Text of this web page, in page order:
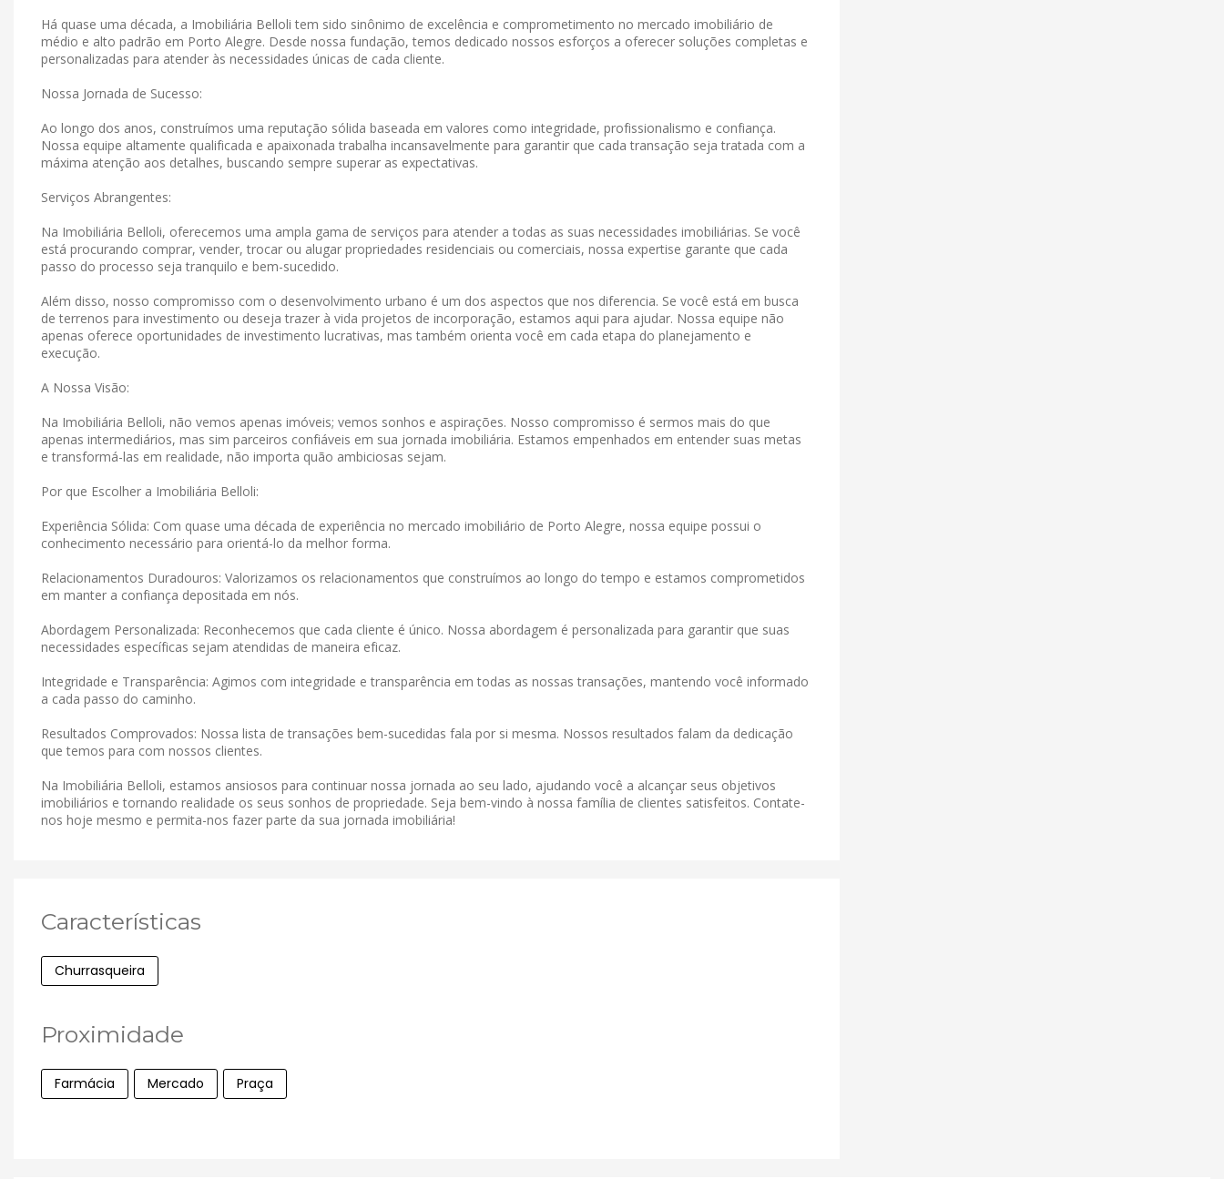
Há quase uma década, a Imobiliária Belloli tem sido sinônimo de excelência e comprometimento no mercado imobiliário de
médio e alto padrão em Porto Alegre. Desde nossa fundação, temos dedicado nossos esforços a oferecer soluções completas e
personalizadas para atender às necessidades únicas de cada cliente.
Nossa Jornada de Sucesso:
Ao longo dos anos, construímos uma reputação sólida baseada em valores como integridade, profissionalismo e confiança.
Nossa equipe altamente qualificada e apaixonada trabalha incansavelmente para garantir que cada transação seja tratada com a
máxima atenção aos detalhes, buscando sempre superar as expectativas.
Serviços Abrangentes:
Na Imobiliária Belloli, oferecemos uma ampla gama de serviços para atender a todas as suas necessidades imobiliárias. Se você
está procurando comprar, vender, trocar ou alugar propriedades residenciais ou comerciais, nossa expertise garante que cada
passo do processo seja tranquilo e bem-sucedido.
Além disso, nosso compromisso com o desenvolvimento urbano é um dos aspectos que nos diferencia. Se você está em busca
de terrenos para investimento ou deseja trazer à vida projetos de incorporação, estamos aqui para ajudar. Nossa equipe não
apenas oferece oportunidades de investimento lucrativas, mas também orienta você em cada etapa do planejamento e
execução.
A Nossa Visão:
Na Imobiliária Belloli, não vemos apenas imóveis; vemos sonhos e aspirações. Nosso compromisso é sermos mais do que
apenas intermediários, mas sim parceiros confiáveis ​​em sua jornada imobiliária. Estamos empenhados em entender suas metas
e transformá-las em realidade, não importa quão ambiciosas sejam.
Por que Escolher a Imobiliária Belloli:
Experiência Sólida: Com quase uma década de experiência no mercado imobiliário de Porto Alegre, nossa equipe possui o
conhecimento necessário para orientá-lo da melhor forma.
Relacionamentos Duradouros: Valorizamos os relacionamentos que construímos ao longo do tempo e estamos comprometidos
em manter a confiança depositada em nós.
Abordagem Personalizada: Reconhecemos que cada cliente é único. Nossa abordagem é personalizada para garantir que suas
necessidades específicas sejam atendidas de maneira eficaz.
Integridade e Transparência: Agimos com integridade e transparência em todas as nossas transações, mantendo você informado
a cada passo do caminho.
Resultados Comprovados: Nossa lista de transações bem-sucedidas fala por si mesma. Nossos resultados falam da dedicação
que temos para com nossos clientes.
Na Imobiliária Belloli, estamos ansiosos para continuar nossa jornada ao seu lado, ajudando você a alcançar seus objetivos
imobiliários e tornando realidade os seus sonhos de propriedade. Seja bem-vindo à nossa família de clientes satisfeitos. Contate-
nos hoje mesmo e permita-nos fazer parte da sua jornada imobiliária!
Características
Churrasqueira
Proximidade
Farmácia Mercado Praça